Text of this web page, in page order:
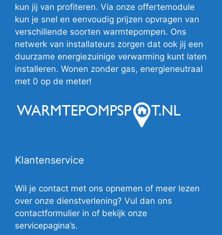
kun jij van profiteren. Via onze offertemodule
kun je snel en eenvoudig prijzen opvragen van
verschillende soorten warmtepompen. Ons
netwerk van installateurs zorgen dat ook jij een
duurzame energiezuinige verwarming kunt laten
installeren. Wonen zonder gas, energieneutraal
met 0 op de meter!
Klantenservice
Wil je contact met ons opnemen of meer lezen
over onze dienstverlening? Vul dan ons
contactformulier in of bekijk onze
servicepagina’s.